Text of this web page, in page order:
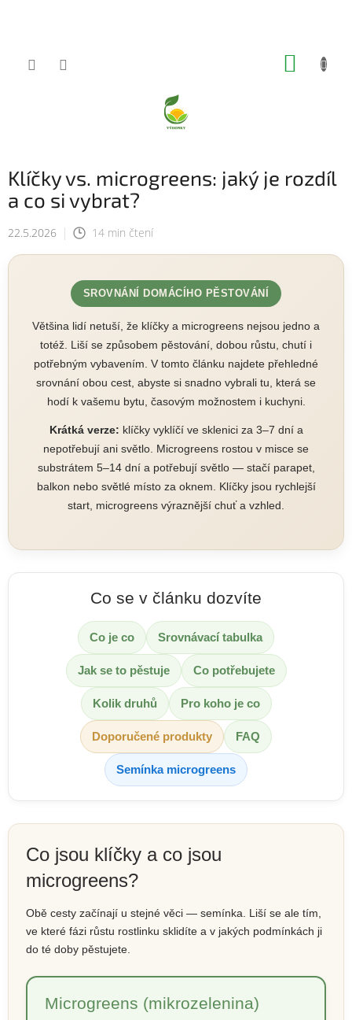
Klíčky vs. microgreens: jaký je rozdíl
a co si vybrat?
22.5.2026 14 min čtení
SROVNÁNÍ DOMÁCÍHO PĚSTOVÁNÍ
Většina lidí netuší, že klíčky a microgreens nejsou jedno a
totéž. Liší se způsobem pěstování, dobou růstu, chutí i
potřebným vybavením. V tomto článku najdete přehledné
srovnání obou cest, abyste si snadno vybrali tu, která se
hodí k vašemu bytu, časovým možnostem i kuchyni.
Krátká verze: klíčky vyklíčí ve sklenici za 3–7 dní a
nepotřebují ani světlo. Microgreens rostou v misce se
substrátem 5–14 dní a potřebují světlo — stačí parapet,
balkon nebo světlé místo za oknem. Klíčky jsou rychlejší
start, microgreens výraznější chuť a vzhled.
Co se v článku dozvíte
Co je co Srovnávací tabulka
Jak se to pěstuje Co potřebujete
Kolik druhů Pro koho je co
Doporučené produkty FAQ
Semínka microgreens
Co jsou klíčky a co jsou
microgreens?
Obě cesty začínají u stejné věci — semínka. Liší se ale tím,
ve které fázi růstu rostlinku sklidíte a v jakých podmínkách ji
do té doby pěstujete.
Microgreens (mikrozelenina)